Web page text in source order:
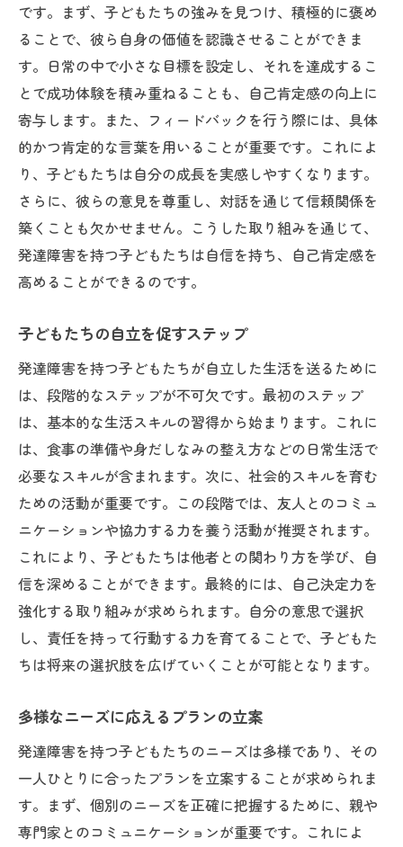
です。まず、子どもたちの強みを見つけ、積極的に褒め
ることで、彼ら自身の価値を認識させることができま
す。日常の中で小さな目標を設定し、それを達成するこ
とで成功体験を積み重ねることも、自己肯定感の向上に
寄与します。また、フィードバックを行う際には、具体
的かつ肯定的な言葉を用いることが重要です。これによ
り、子どもたちは自分の成長を実感しやすくなります。
さらに、彼らの意見を尊重し、対話を通じて信頼関係を
築くことも欠かせません。こうした取り組みを通じて、
発達障害を持つ子どもたちは自信を持ち、自己肯定感を
高めることができるのです。
子どもたちの自立を促すステップ
発達障害を持つ子どもたちが自立した生活を送るために
は、段階的なステップが不可欠です。最初のステップ
は、基本的な生活スキルの習得から始まります。これに
は、食事の準備や身だしなみの整え方などの日常生活で
必要なスキルが含まれます。次に、社会的スキルを育む
ための活動が重要です。この段階では、友人とのコミュ
ニケーションや協力する力を養う活動が推奨されます。
これにより、子どもたちは他者との関わり方を学び、自
信を深めることができます。最終的には、自己決定力を
強化する取り組みが求められます。自分の意思で選択
し、責任を持って行動する力を育てることで、子どもた
ちは将来の選択肢を広げていくことが可能となります。
多様なニーズに応えるプランの立案
発達障害を持つ子どもたちのニーズは多様であり、その
一人ひとりに合ったプランを立案することが求められま
す。まず、個別のニーズを正確に把握するために、親や
専門家とのコミュニケーションが重要です。これによ